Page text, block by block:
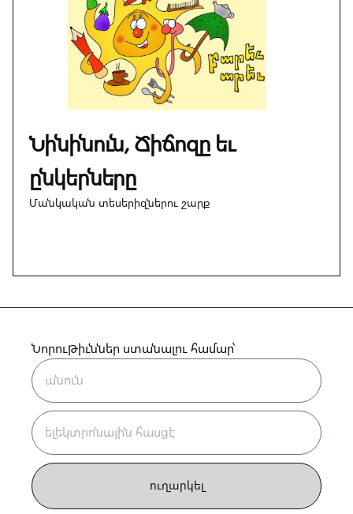
Նինինուն, Ճիճոզը եւ
ընկերները
Մանկական տեսերիզներու շարք
Նորութիւններ ստանալու համար՝
ուղարկել